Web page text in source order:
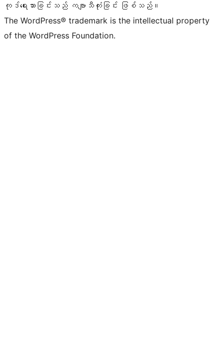
ကုဒ်ရေးသားခြင်းသည် ကဗျာသီကုံးခြင်း ဖြစ်သည်။
The WordPress® trademark is the intellectual property
of the WordPress Foundation.